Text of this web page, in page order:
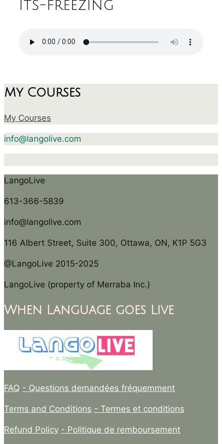
its-freezing
My Courses
My Courses
info@langolive.com
LangoLive
613-366-5839
info@langolive.com
116 Albert Street, Suite 300, Ottawa, ON, K1P 5G3
@LangoLive 2015-2025
LangoLive (property of Merraba Inc.)
When Language goes Live
FAQ - Questions demandées fréquemment
Terms and Conditions - Termes et conditions
Refund Policy - Politique de remboursement